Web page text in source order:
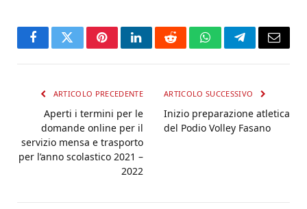
FacebookTwitterPinterestLinkedInRedditWhatsAppTelegramEmail
ARTICOLO PRECEDENTE
Aperti i termini per le
domande online per il
servizio mensa e trasporto
per l’anno scolastico 2021 –
2022
ARTICOLO SUCCESSIVO
Inizio preparazione atletica
del Podio Volley Fasano